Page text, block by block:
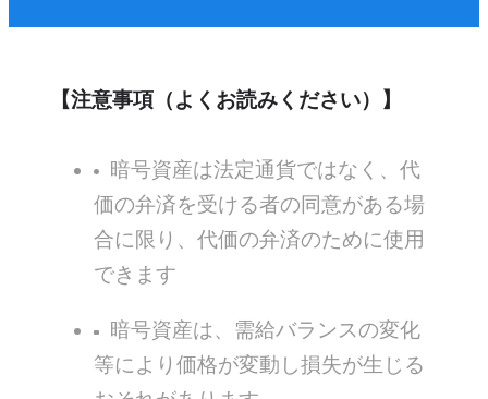
【注意事項（よくお読みください）】
暗号資産は法定通貨ではなく、代
価の弁済を受ける者の同意がある場
合に限り、代価の弁済のために使用
できます
暗号資産は、需給バランスの変化
等により価格が変動し損失が生じる